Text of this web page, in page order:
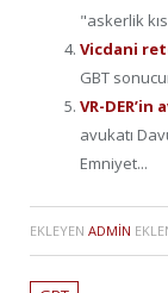
"askerlik
Vicdani
GBT
VR-
avukatı
Emniyet...
EKLEYEN ADMIN